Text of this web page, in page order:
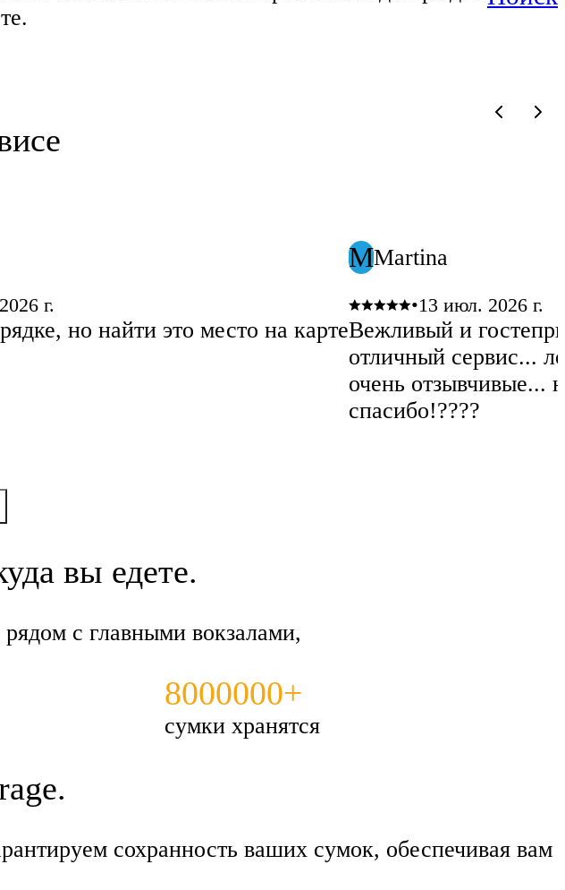
г.
но найти это место на карте
MMartina
•13 июл. 2026 г.
Вежливый и
отличный сервис...
очень отзывчивые...
спасибо!????
вы едете.
с главными вокзалами,
8000000+
сумки хранятся
сохранность ваших сумок, обеспечивая вам